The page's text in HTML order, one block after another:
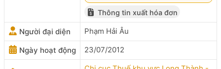
Thông tin xuất hóa đơn
Người đại diện Phạm Hải Âu
Ngày hoạt động 23/07/2012